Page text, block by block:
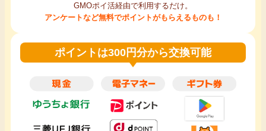
GMOポイ活経由で利用するだけ。
アンケートなど無料でポイントがもらえるものも！
ポイントは300円分から交換可能